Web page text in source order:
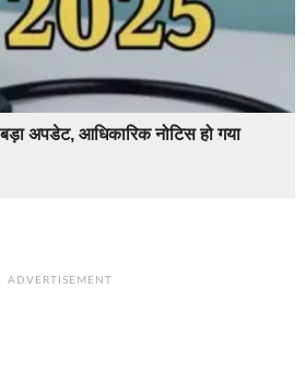
अपडेट, आधिकारिक नोटिस हो गया
ADVERTISEMENT